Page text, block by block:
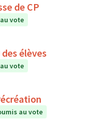
de CP
vote
élèves
vote
au vote